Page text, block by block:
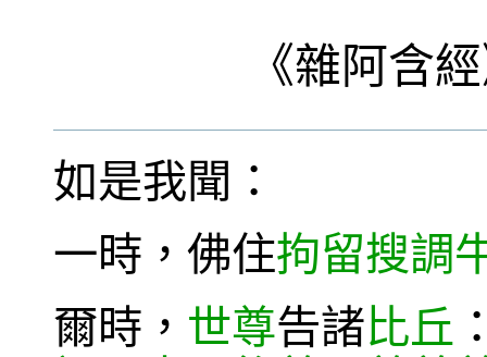
《雜阿含
如是我聞：
一時，佛住拘留搜調
爾時， 世尊告諸比丘